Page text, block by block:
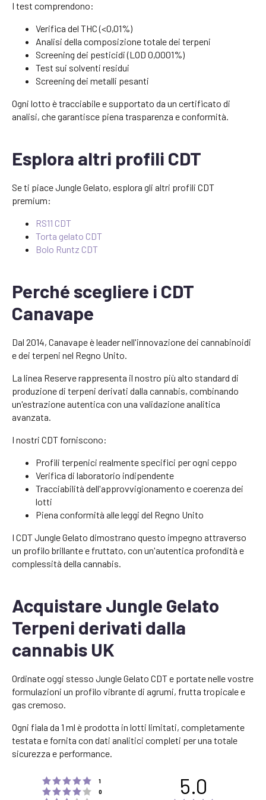
I test comprendono:
Verifica del THC (<0,01%)
Analisi della composizione totale dei terpeni
Screening dei pesticidi (LOD 0,0001%)
Test sui solventi residui
Screening dei metalli pesanti
Ogni lotto è tracciabile e supportato da un certificato di
analisi, che garantisce piena trasparenza e conformità.
Esplora altri profili CDT
Se ti piace Jungle Gelato, esplora gli altri profili CDT
premium:
RS11 CDT
Torta gelato CDT
Bolo Runtz CDT
Perché scegliere i CDT
Canavape
Dal 2014, Canavape è leader nell'innovazione dei cannabinoidi
e dei terpeni nel Regno Unito.
La linea Reserve rappresenta il nostro più alto standard di
produzione di terpeni derivati dalla cannabis, combinando
un'estrazione autentica con una validazione analitica
avanzata.
I nostri CDT forniscono:
Profili terpenici realmente specifici per ogni ceppo
Verifica di laboratorio indipendente
Tracciabilità dell'approvvigionamento e coerenza dei
lotti
Piena conformità alle leggi del Regno Unito
I CDT Jungle Gelato dimostrano questo impegno attraverso
un profilo brillante e fruttato, con un'autentica profondità e
complessità della cannabis.
Acquistare Jungle Gelato
Terpeni derivati dalla
cannabis UK
Ordinate oggi stesso Jungle Gelato CDT e portate nelle vostre
formulazioni un profilo vibrante di agrumi, frutta tropicale e
gas cremoso.
Ogni fiala da 1 ml è prodotta in lotti limitati, completamente
testata e fornita con dati analitici completi per una totale
sicurezza e performance.
Rating 5 out of 5 stars
1
Rating 4 out of 5 stars
0 5.0